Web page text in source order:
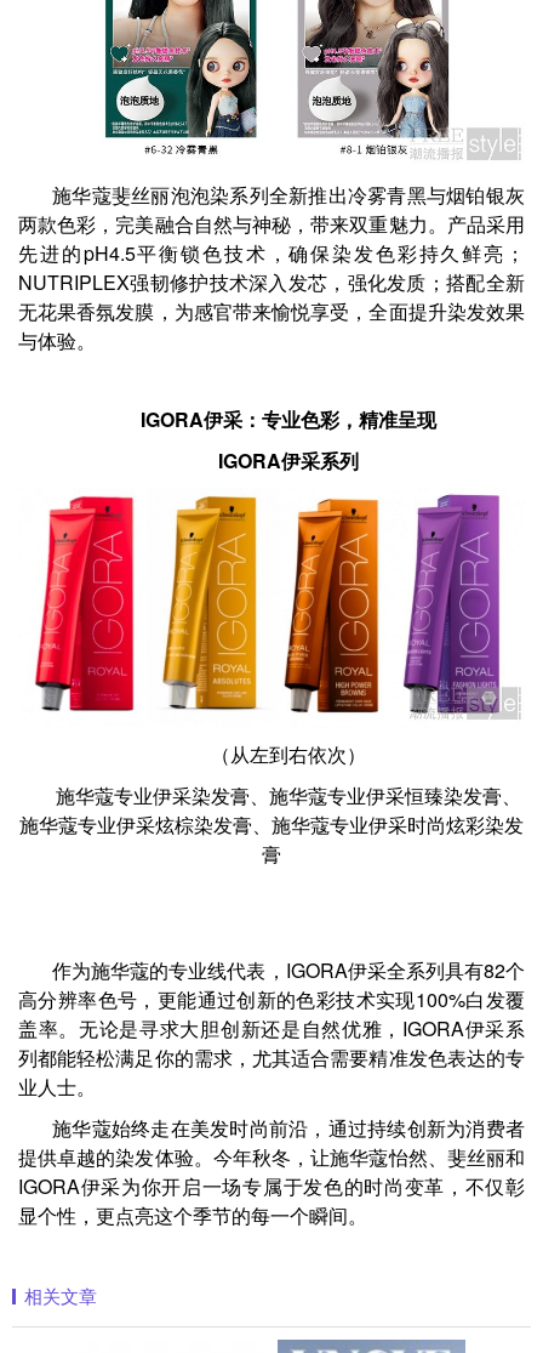
施华蔻斐丝丽泡泡染系列全新推出冷雾青黑与烟铂银灰
两款色彩，完美融合自然与神秘，带来双重魅力。产品采用
先进的pH4.5平衡锁色技术，确保染发色彩持久鲜亮；
NUTRIPLEX强韧修护技术深入发芯，强化发质；搭配全新
无花果香氛发膜，为感官带来愉悦享受，全面提升染发效果
与体验。
IGORA伊采 ：专业色彩，精准呈现
IGORA伊采系列
（从左到右依次）
施华蔻专业伊采染发膏、施华蔻专业伊采恒臻染发膏、
施华蔻专业伊采炫棕染发膏、施华蔻专业伊采时尚炫彩染发
膏
作为施华蔻的专业线代表，IGORA伊采全系列具有82个
高分辨率色号，更能通过创新的色彩技术实现100%白发覆
盖率。无论是寻求大胆创新还是自然优雅，IGORA伊采系
列都能轻松满足你的需求，尤其适合需要精准发色表达的专
业人士。
施华蔻始终走在美发时尚前沿，通过持续创新为消费者
提供卓越的染发体验。今年秋冬，让施华蔻怡然、斐丝丽和
IGORA伊采为你开启一场专属于发色的时尚变革，不仅彰
显个性，更点亮这个季节的每一个瞬间。
相关文章